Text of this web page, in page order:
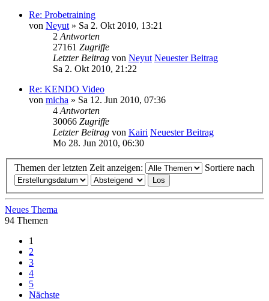
Re: Probetraining
von Neyut » Sa 2. Okt 2010, 13:21
2 Antworten
27161 Zugriffe
Letzter Beitrag von Neyut Neuester Beitrag
Sa 2. Okt 2010, 21:22
Re: KENDO Video
von micha » Sa 12. Jun 2010, 07:36
4 Antworten
30066 Zugriffe
Letzter Beitrag von Kairi Neuester Beitrag
Mo 28. Jun 2010, 06:30
Themen der letzten Zeit anzeigen: Sortiere nach
Neues Thema
94 Themen
1
2
3
4
5
Nächste